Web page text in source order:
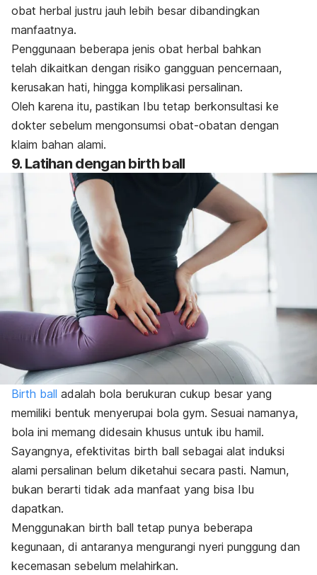
obat herbal justru jauh lebih besar dibandingkan
manfaatnya.
Penggunaan beberapa jenis obat herbal bahkan
telah dikaitkan dengan risiko gangguan pencernaan,
kerusakan hati, hingga komplikasi persalinan.
Oleh karena itu, pastikan Ibu tetap berkonsultasi ke
dokter sebelum mengonsumsi obat-obatan dengan
klaim bahan alami.
9. Latihan dengan birth ball
Birth ball adalah bola berukuran cukup besar yang
memiliki bentuk menyerupai bola gym. Sesuai namanya,
bola ini memang didesain khusus untuk ibu hamil.
Sayangnya, efektivitas birth ball sebagai alat induksi
alami persalinan belum diketahui secara pasti. Namun,
bukan berarti tidak ada manfaat yang bisa Ibu
dapatkan.
Menggunakan birth ball tetap punya beberapa
kegunaan, di antaranya mengurangi nyeri punggung dan
kecemasan sebelum melahirkan.